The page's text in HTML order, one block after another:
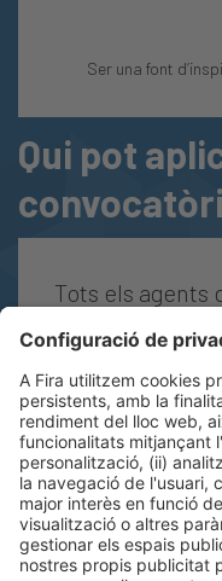
Ser una font
Qui pot
Tots els agents
construcció
arquitectes
enginyers
constructors